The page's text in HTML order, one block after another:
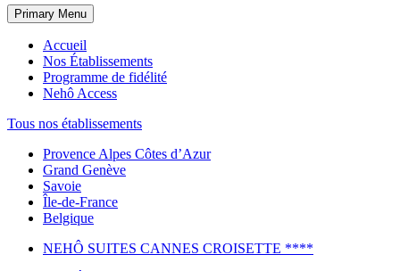
Primary Menu
Accueil
Nos Établissements
Programme de fidélité
Nehô Access
Tous nos établissements
Provence Alpes Côtes d’Azur
Grand Genève
Savoie
Île-de-France
Belgique
NEHÔ SUITES CANNES CROISETTE ****